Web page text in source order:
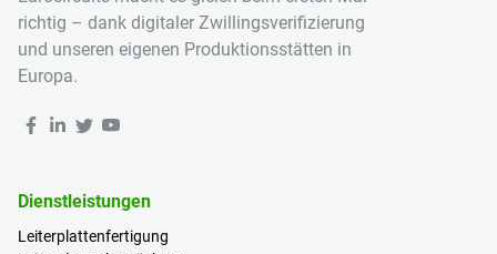
richtig – dank digitaler Zwillingsverifizierung
und unseren eigenen Produktionsstätten in
Europa.
Dienstleistungen
Leiterplattenfertigung